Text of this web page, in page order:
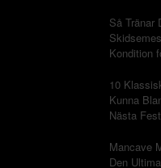
Så Tränar
Kondition
10
Kunna
Nästa Fest
Mancave
Den